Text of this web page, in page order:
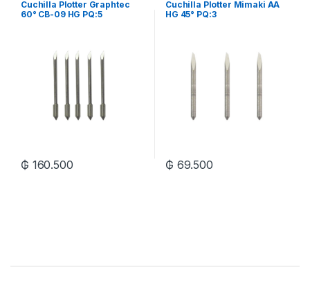
Cuchilla Plotter Graphtec
60° CB-09 HG PQ:5
₲ 160.500
Cuchilla Plotter Mimaki AA
HG 45° PQ:3
₲ 69.500